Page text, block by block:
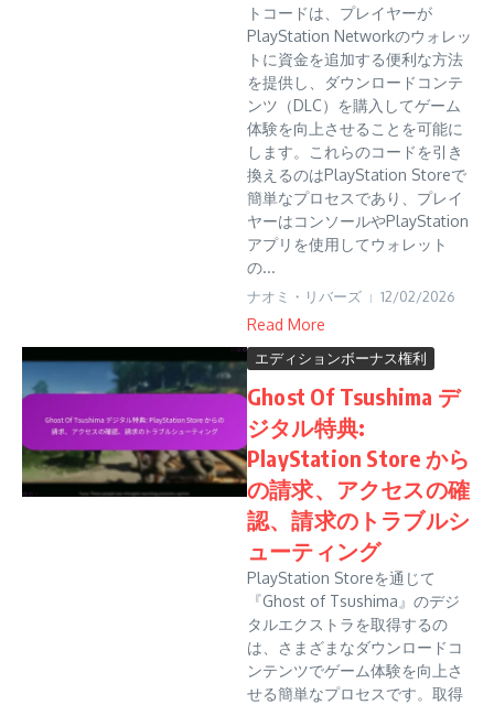
トコードは、プレイヤーが
PlayStation Networkのウォレッ
トに資金を追加する便利な方法
を提供し、ダウンロードコンテ
ンツ（DLC）を購入してゲーム
体験を向上させることを可能に
します。これらのコードを引き
換えるのはPlayStation Storeで
簡単なプロセスであり、プレイ
ヤーはコンソールやPlayStation
アプリを使用してウォレット
の...
ナオミ・リバーズ 12/02/2026
Read More
エディションボーナス権利
Ghost Of Tsushima デ
ジタル特典:
PlayStation Store から
の請求、アクセスの確
認、請求のトラブルシ
ューティング
PlayStation Storeを通じて
『Ghost of Tsushima』のデジ
タルエクストラを取得するの
は、さまざまなダウンロードコ
ンテンツでゲーム体験を向上さ
せる簡単なプロセスです。取得